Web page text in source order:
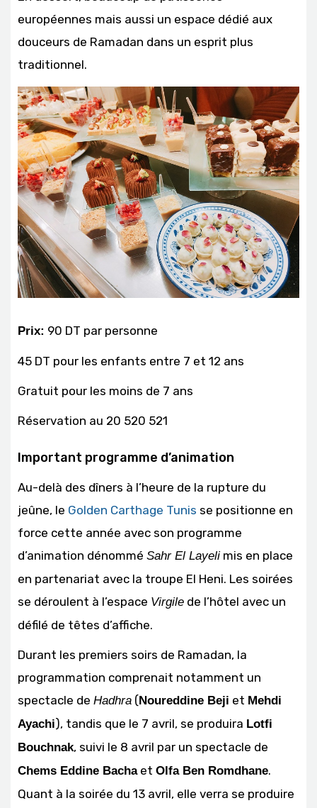
européennes mais aussi un espace dédié aux
douceurs de Ramadan dans un esprit plus
traditionnel.
Prix: 90 DT par personne
45 DT pour les enfants entre 7 et 12 ans
Gratuit pour les moins de 7 ans
Réservation au 20 520 521
Important programme d’animation
Au-delà des dîners à l’heure de la rupture du
jeûne, le Golden Carthage Tunis se positionne en
force cette année avec son programme
d’animation dénommé Sahr El Layeli mis en place
en partenariat avec la troupe El Heni. Les soirées
se déroulent à l’espace Virgile de l’hôtel avec un
défilé de têtes d’affiche.
Durant les premiers soirs de Ramadan, la
programmation comprenait notamment un
spectacle de Hadhra ( Noureddine Beji et Mehdi
Ayachi), tandis que le 7 avril, se produira Lotfi
Bouchnak, suivi le 8 avril par un spectacle de
Chems Eddine Bachaet Olfa Ben Romdhane.
Quant à la soirée du 13 avril, elle verra se produire